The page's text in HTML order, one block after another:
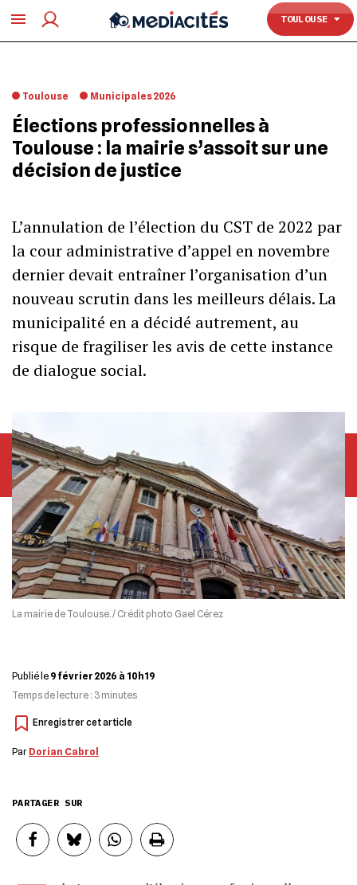
TOULOUSE
TOULOUSE
Toulouse Municipales 2026
Élections professionnelles à
Toulouse : la mairie s’assoit sur une
décision de justice
L’annulation de l’élection du CST de 2022 par
la cour administrative d’appel en novembre
dernier devait entraîner l’organisation d’un
nouveau scrutin dans les meilleurs délais. La
municipalité en a décidé autrement, au
risque de fragiliser les avis de cette instance
de dialogue social.
La mairie de Toulouse. / Crédit photo Gael Cérez
Publié le 9 février 2026 à 10h19
Temps de lecture : 3 minutes
Par Dorian Cabrol
PARTAGER SUR